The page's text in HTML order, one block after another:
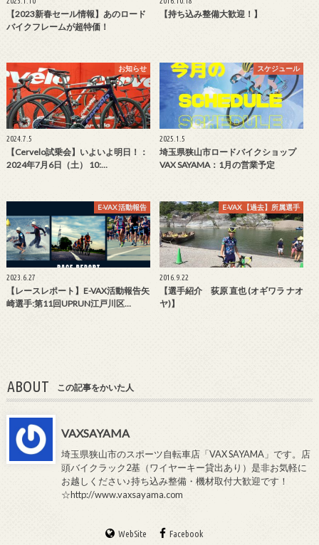
【2023新春セール情報】あのロード
バイクフレームが超特価！
【持ち込み整備大歓迎！】
お知らせ
2024.7.5
【Cervelo試乗会】いよいよ明日！：
2024年7月6日（土） 10:…
スケジュール
2025.1.5
埼玉県狭山市ロードバイクショップ
VAX SAYAMA：1月の営業予定
E-VAX 活動報告
2023.6.27
【レースレポート】E-VAX活動報告矢
崎選手:第11回UPRUN江戸川区…
E-VAX 【過去】所属選手
2016.9.22
【選手紹介 荻原 直也 (オギワラ ナオ
ヤ)】
ABOUT この記事をかいた人
VAXSAYAMA
埼玉県狭山市のスポーツ自転車店「VAX SAYAMA」です。店
頭バイクラック2基（ワイヤーキー貸出あり）是非お気軽に
お越しください♪持ち込み整備・機材取付大歓迎です！
☆http://www.vaxsayama.com
WebSite Facebook